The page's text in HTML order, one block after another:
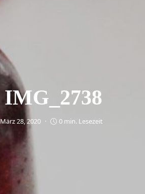
IMG_2738
März 28, 2020 0 min. Lesezeit